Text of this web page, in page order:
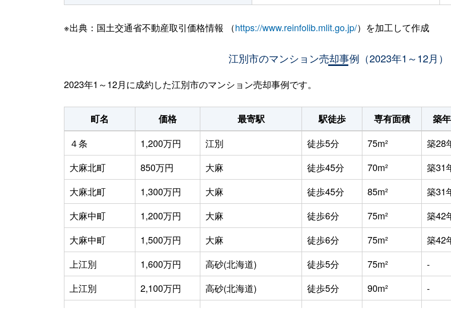
※出典：国土交通省不動産取引価格情報 （https://www.reinfolib.mlit.go.jp/）を加工して作成
江別市のマンション売却事例（2023年1～12月）
2023年1～12月に成約した江別市のマンション売却事例です。
町名 価格 最寄駅 駅徒歩 専有面積 築
４条
1,200万円 江別 徒歩5分 75m² 築28
大麻北町
850万円 大麻 徒歩45分 70m² 築31
大麻北町
1,300万円 大麻 徒歩45分 85m² 築31
大麻中町
1,200万円 大麻 徒歩6分 75m² 築42
大麻中町
1,500万円 大麻 徒歩6分 75m² 築42
上江別
1,600万円 高砂(北海道) 徒歩5分 75m² -
上江別
2,100万円 高砂(北海道) 徒歩5分 90m² -